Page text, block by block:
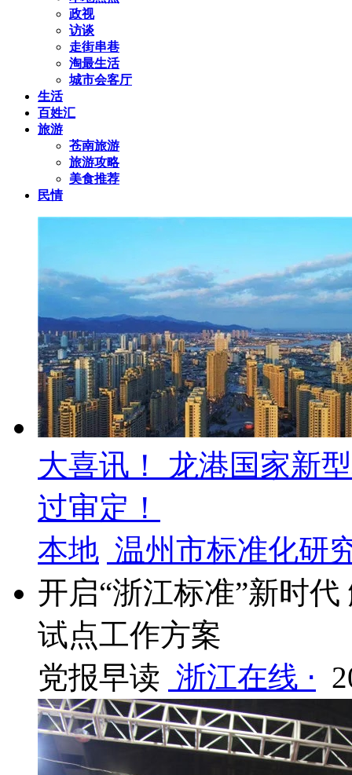
政视
访谈
走街串巷
淘最生活
城市会客厅
生活
百姓汇
旅游
苍南旅游
旅游攻略
美食推荐
民情
大喜讯！ 龙港国家新
过审定！
本地 温州市标准化研
开启“浙江标准”新时
试点工作方案
党报早读 浙江在线 ⋅